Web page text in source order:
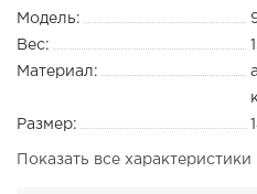
Модель:
Вес:
Материал:
Размер:
Показать все характеристики